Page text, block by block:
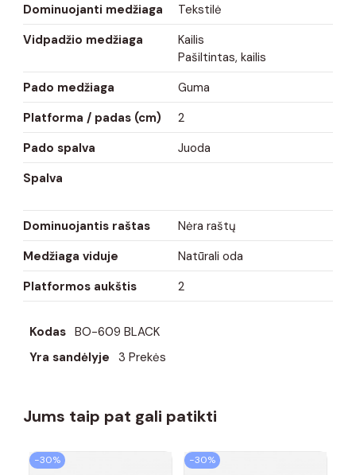
Dominuojanti medžiaga
Tekstilė
Vidpadžio medžiaga
Kailis
Pašiltintas, kailis
Pado medžiaga
Guma
Platforma / padas (cm)
2
Pado spalva
Juoda
Spalva
Dominuojantis raštas
Nėra raštų
Medžiaga viduje
Natūrali oda
Platformos aukštis
2
Kodas BO-609 BLACK
Yra sandėlyje 3 Prekės
Jums taip pat gali patikti
−30% −30%